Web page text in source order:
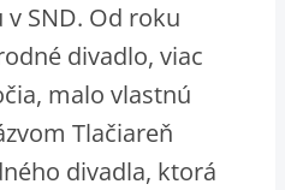
SND. Od roku
divadlo, viac
malo vlastnú
Tlačiareň
divadla, ktorá